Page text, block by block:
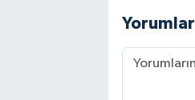
Yorumlar